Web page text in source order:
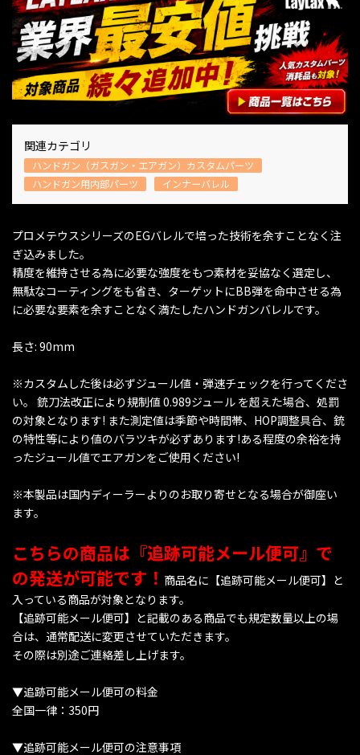
関連カテゴリ
ハンドガン（ガスガン・エアガン）カスタムパーツ
ハンドガン用内部パーツ
インナーバレル
プロメテウスシリーズのEGバレルで培った技術を余すことなく注
ぎ込みました。
精度を維持させる為に必要な強度をもつ素材を妥協なく選定し、
無駄なコーティングをも省き、ターゲットにBB弾を命中させる為
に必要な要素を余すことなく満たしたハンドガンバレルです。
長さ: 90mm
※カスタムした後は必ずジュール値・弾速チェックを行ってくださ
い。 銃刀法改正により規制値 0.989ジュール を超えた場合、処罰
の対象となります! また測定値は季節や時間帯、HOP調整具合、銃
の特性等により値のバラツキが必ずあります!ある程度の余裕を持
ったジュール値でエアガンをご使用ください!
※本製品は国内ディーラーよりのお取り寄せとなる場合が御座い
ます。
こちらの商品は『追跡可能メール便可』で
の発送が可能です！ 商品名に【追跡可能メール便可】と
入っている商品が対象となります。
【追跡可能メール便可】と記載のある商品でも規定数量以上の場
合は、通常配送に変更させていただきます。
その際は別途ご連絡差し上げます。
▼追跡可能メール便可の料金
全国一律：350円
▼追跡可能メール便可の注意事項